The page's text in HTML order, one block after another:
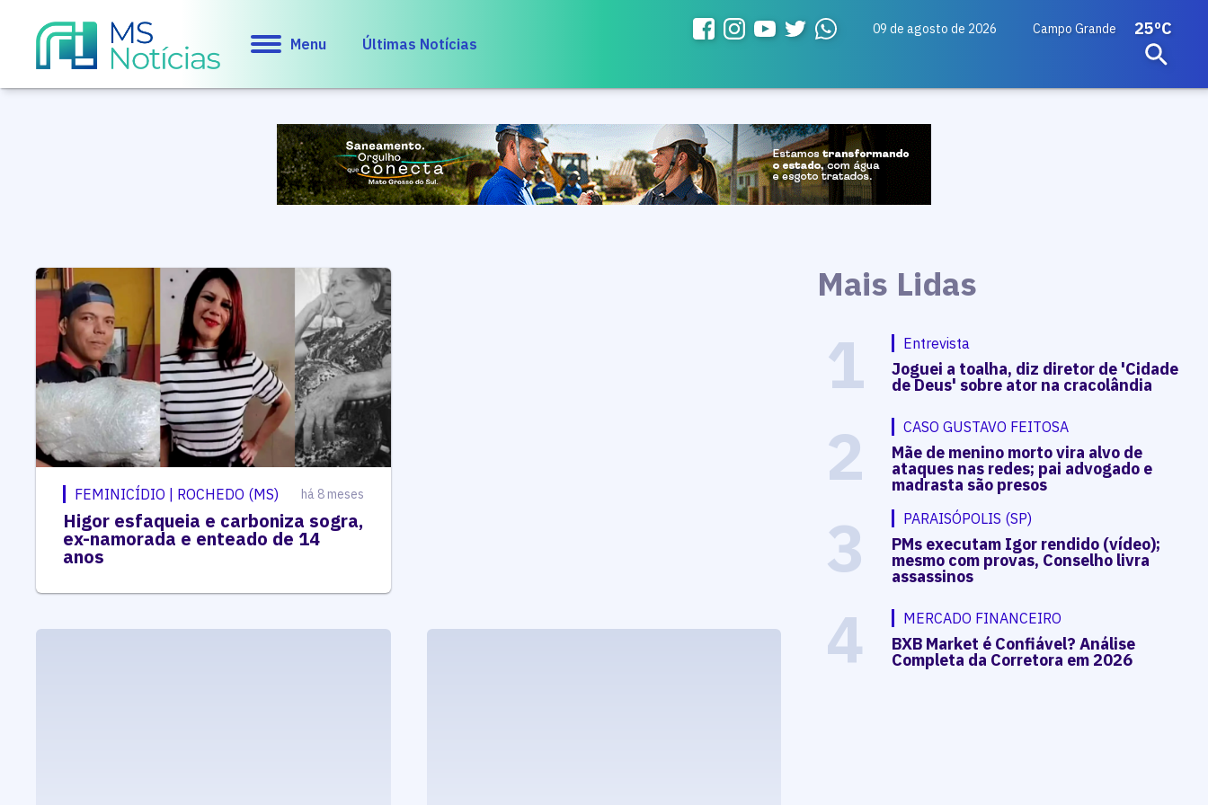
Menu Últimas Notícias
09 de agosto de 2026 Campo Grande 25ºC
FEMINICÍDIO | ROCHEDO (MS) há 8 meses
Higor esfaqueia e carboniza sogra,
ex-namorada e enteado de 14
anos
Mais Lidas
1 Entrevista
Joguei a toalha, diz diretor de 'Cidade
de Deus' sobre ator na cracolândia
2 CASO GUSTAVO FEITOSA
Mãe de menino morto vira alvo de
ataques nas redes; pai advogado e
madrasta são presos
3 PARAISÓPOLIS (SP)
PMs executam Igor rendido (vídeo);
mesmo com provas, Conselho livra
assassinos
4 MERCADO FINANCEIRO
BXB Market é Confiável? Análise
Completa da Corretora em 2026